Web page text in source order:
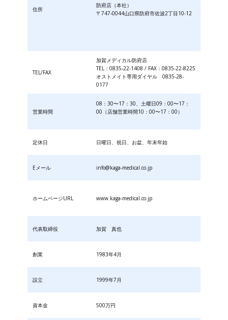
住所
防府店（本社）
〒747-0044山口県防府市佐波2丁目10-12
TEL/FAX
加賀メディカル防府店
TEL：0835-22-1408 / FAX：0835-22-8225
オストメイト専用ダイヤル 0835-28-
0177
営業時間
08：30〜17：30、土曜日09：00〜17：
00（店舗営業時間10：00〜17：00）
定休日 日曜日、祝日、お盆、年末年始
Eメール info@kaga-medical.co.jp
ホームページURL www.kaga-medical.co.jp
代表取締役 加賀 真也
創業 1983年4月
設立 1999年7月
資本金 500万円